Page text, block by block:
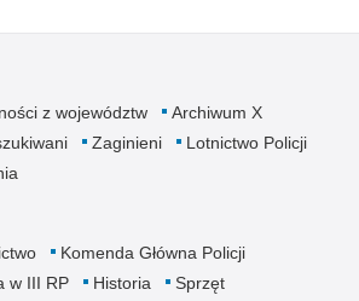
z województw
Archiwum X
Zaginieni
Lotnictwo Policji
Komenda Główna Policji
w III RP Historia
Sprzęt